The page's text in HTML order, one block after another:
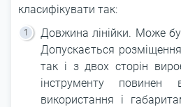
класифікувати так:
Довжина лінійки. Може
Допускається
так і з двох сторін
інструменту повинен
використання і